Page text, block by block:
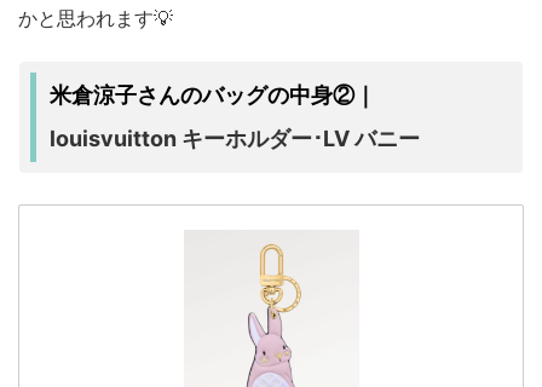
かと思われます💡
米倉涼子さんのバッグの中身②｜
louisvuitton キーホルダー･LV バニー